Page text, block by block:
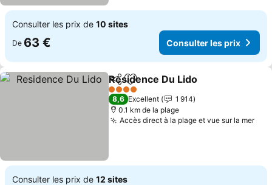
Consulter les prix de 10 sites
De 63 € Consulter les prix
PartagerAjouter à mes favoris
Residence Du Lido
4 Étoiles
8,6 Excellent
1 914
0.1 km de la plage
Accès direct à la plage et vue sur la mer
Consulter les prix de 12 sites